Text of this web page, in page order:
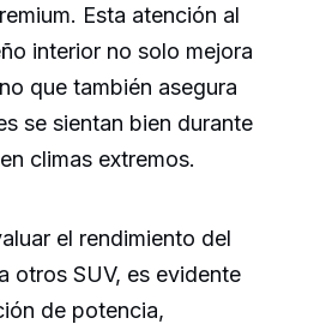
Esta atención al
interior no solo mejora
que también asegura
se sientan bien durante
climas extremos.
el rendimiento del
otros SUV, es evidente
de potencia,